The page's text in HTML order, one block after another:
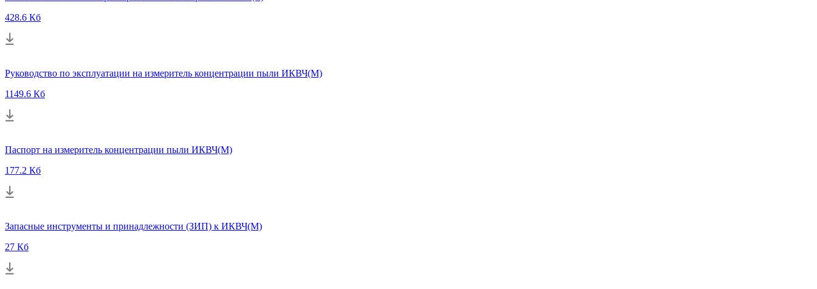
428.6 Кб
Руководство по эксплуатации на измеритель концентрации пыли ИКВЧ(М)
1149.6 Кб
Паспорт на измеритель концентрации пыли ИКВЧ(М)
177.2 Кб
Запасные инструменты и принадлежности (ЗИП) к ИКВЧ(М)
27 Кб